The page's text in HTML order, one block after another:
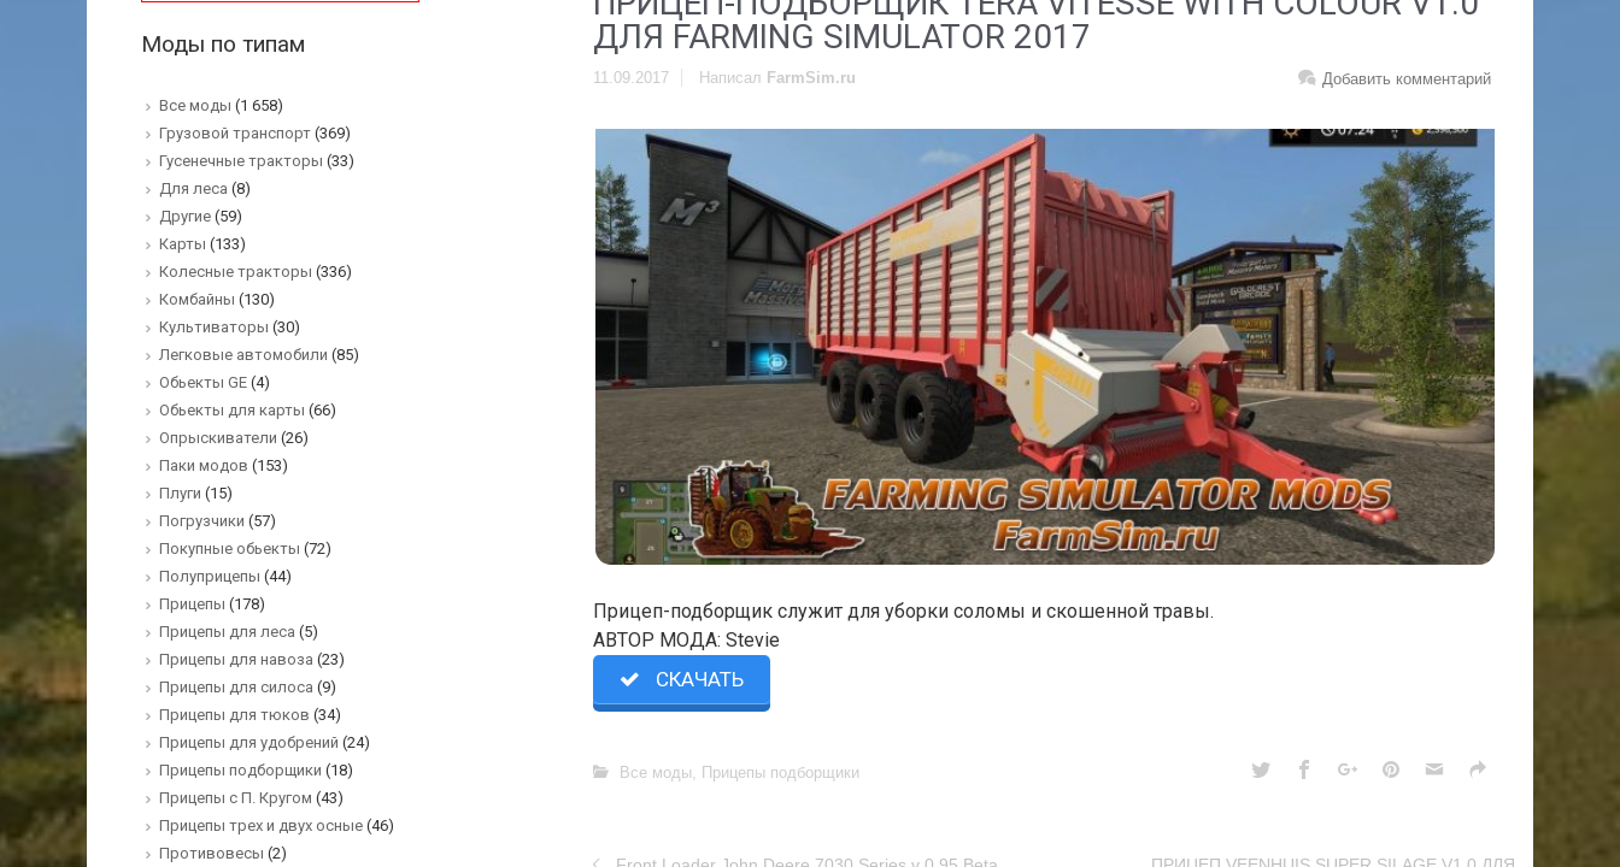
ДЛЯ FARMING SIMULATOR 2017
11.09.2017 Добавить комментарий
Написал FarmSim.ru
Прицеп-подборщик служит для уборки соломы и скошенной травы.
АВТОР МОДА: Stevie
СКАЧАТЬ
Все моды, Прицепы подборщики
Моды по типам
Все моды (1 658)
Грузовой транспорт (369)
Гусенечные тракторы (33)
Для леса (8)
Другие (59)
Карты (133)
Колесные тракторы (336)
Комбайны (130)
Культиваторы (30)
Легковые автомобили (85)
Обьекты GE (4)
Обьекты для карты (66)
Опрыскиватели (26)
Паки модов (153)
Плуги (15)
Погрузчики (57)
Покупные обьекты (72)
Полуприцепы (44)
Прицепы (178)
Прицепы для леса (5)
Прицепы для навоза (23)
Прицепы для силоса (9)
Прицепы для тюков (34)
Прицепы для удобрений (24)
Прицепы подборщики (18)
Прицепы с П. Кругом (43)
Прицепы трех и двух осные (46)
Противовесы (2)